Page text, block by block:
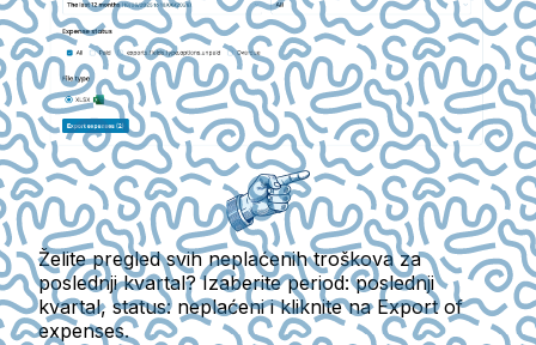
Želite pregled svih neplaćenih troškova za
poslednji kvartal? Izaberite period: poslednji
kvartal, status: neplaćeni i kliknite na Export of
expenses.